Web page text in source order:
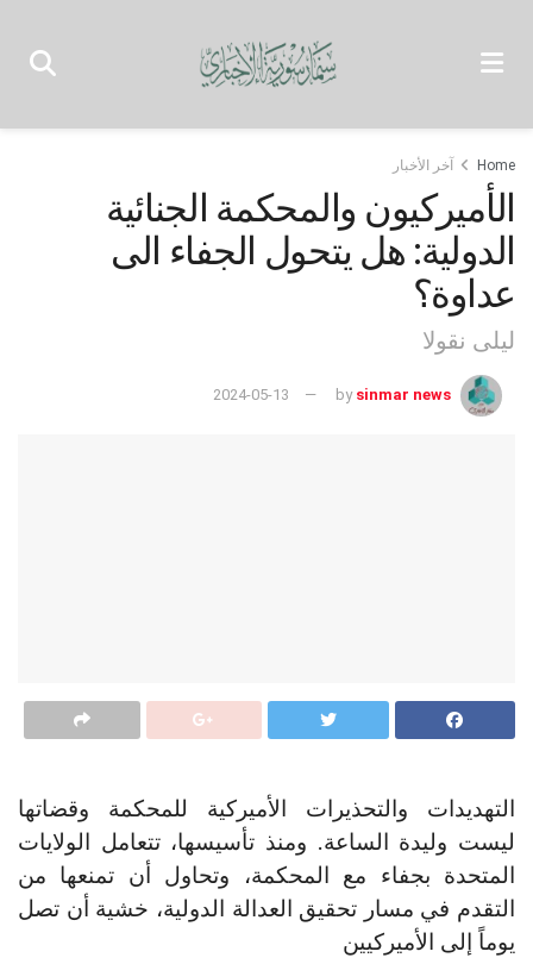
Home آخر الأخبار
الأميركيون والمحكمة الجنائية
الدولية: هل يتحول الجفاء الى
عداوة؟
ليلى نقولا
by sinmar news
2024-05-13
التهديدات والتحذيرات الأميركية للمحكمة وقضاتها
ليست وليدة الساعة. ومنذ تأسيسها، تتعامل الولايات
المتحدة بجفاء مع المحكمة، وتحاول أن تمنعها من
التقدم في مسار تحقيق العدالة الدولية، خشية أن تصل
يوماً إلى الأميركيين